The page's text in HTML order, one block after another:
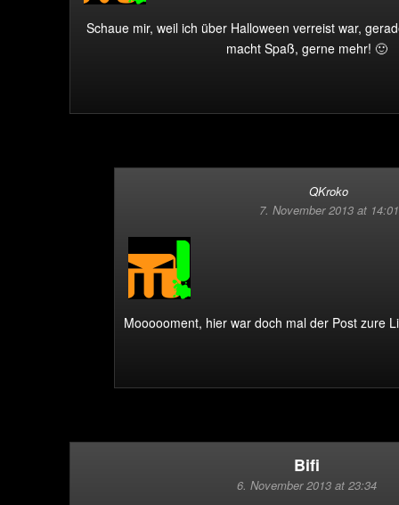
Schaue mir, weil ich über Halloween verreist war,
macht Spaß, gerne mehr! 🙂
QKroko
7. November 2013 at 14:01
Moooooment, hier war doch mal der Post zure
Bifi
6. November 2013 at 23:34